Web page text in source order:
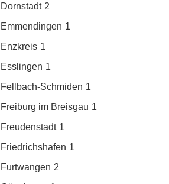
Dornstadt 2
Emmendingen 1
Enzkreis 1
Esslingen 1
Fellbach-Schmiden 1
Freiburg im Breisgau 1
Freudenstadt 1
Friedrichshafen 1
Furtwangen 2